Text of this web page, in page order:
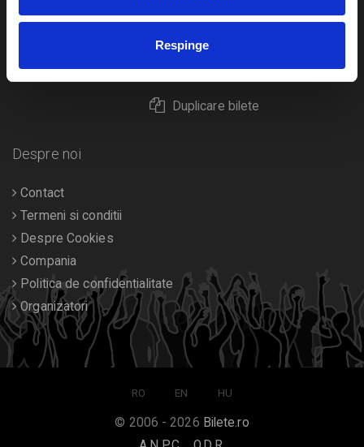
Respinge
Livrare prin curier
Duplicare bilete
Despre noi
Contact
Termeni si conditii
Despre Cookies
Compania
Politica de confidentialitate
Organizatori
RO EN HU
© 2006 - 2026 Bilete.ro